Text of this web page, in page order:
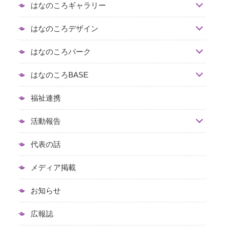
はなのころギャラリー
はなのころデザイン
はなのころパーク
はなのころBASE
福祉連携
活動報告
代表の話
メディア掲載
お知らせ
広報誌